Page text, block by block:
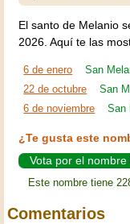
El santo de Melanio
2026. Aquí te las
6 de enero San
22 de octubre San
6 de noviembre San
¿Te gusta este
Vota por el nombre
Este nombre tiene
Comentarios